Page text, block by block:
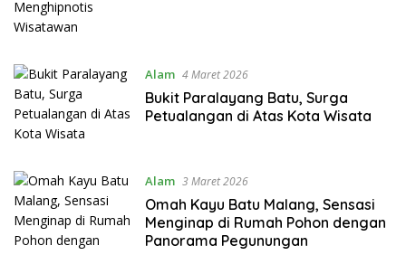
Alam 4 Maret 2026
Bukit Paralayang Batu, Surga
Petualangan di Atas Kota Wisata
Alam 3 Maret 2026
Omah Kayu Batu Malang, Sensasi
Menginap di Rumah Pohon dengan
Panorama Pegunungan